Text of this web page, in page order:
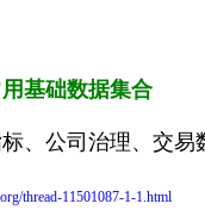
基础数据集合
、公司治理、交易
thread-11501087-1-1.html